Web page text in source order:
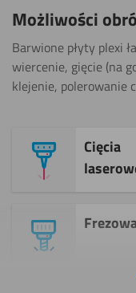
Możliwości
Barwione płyty plexi
wiercenie, gięcie (na
klejenie, polerowanie
Cięcia